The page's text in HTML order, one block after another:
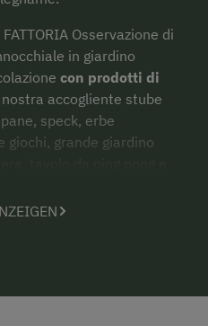
FATTORIA Osservazione di
in giardino
con prodotti di
accogliente stube
speck, erbe
giochi, grande giardino
- vista panoramica